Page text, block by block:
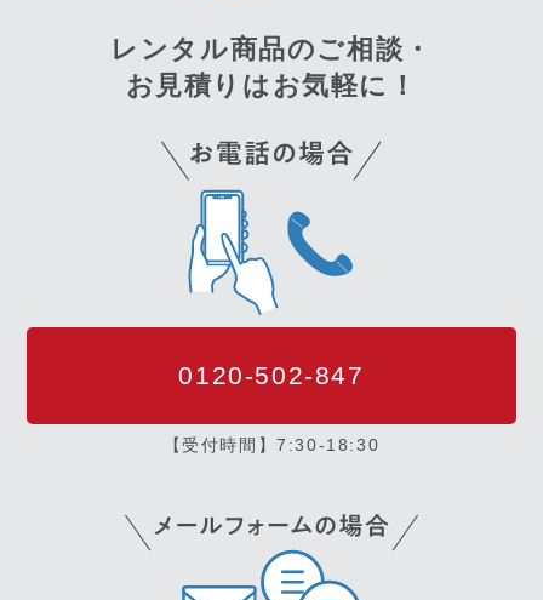
レンタル商品のご相談・
お見積りはお気軽に！
0120-502-847
【受付時間】7:30-18:30